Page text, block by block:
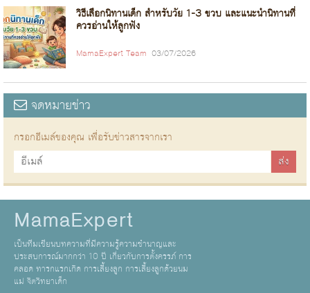
วิธีเลือกนิทานเด็ก สำหรับวัย 1-3 ขวบ และแนะนำนิทานที่
ควรอ่านให้ลูกฟัง
MamaExpert Team 03/07/2026
จดหมายข่าว
กรอกอีเมล์ของคุณ เพื่อรับข่าวสารจากเรา
MamaExpert
เป็นทีมเขียนบทความที่มีความรู้ความชำนาญและ
ประสบการณ์มากกว่า 10 ปี เกี่ยวกับการตั้งครรภ์ การ
คลอด ทารกแรกเกิด การเลี้ยงลูก การเลี้ยงลูกด้วยนม
แม่ จิตวิทยาเด็ก